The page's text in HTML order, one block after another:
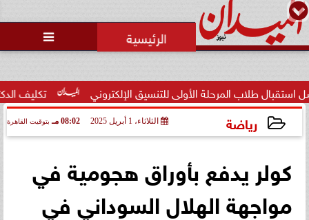

تكليف الدكتور عمرو المرحلة الأولى للتنسيق الإلكتروني
رياضة الثلاثاء، 1 أبريل 2025 08:02 مـ بتوقيت القاهرة
كولر يدفع بأوراق هجومية في
مواجهة الهلال السوداني في